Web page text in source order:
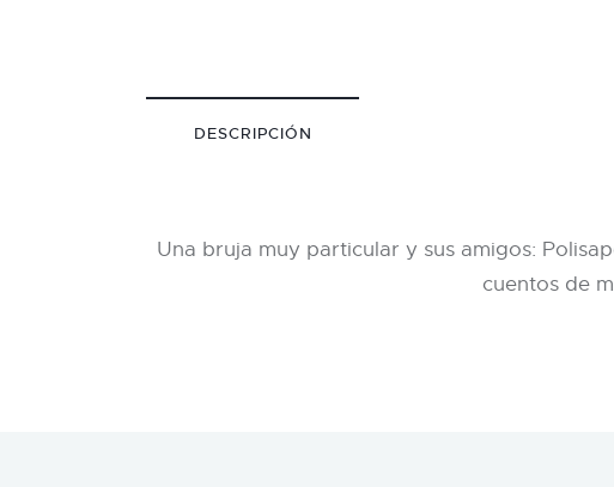
DESCRIPCIÓN
Una bruja muy particular y sus amigos:
cuentos de